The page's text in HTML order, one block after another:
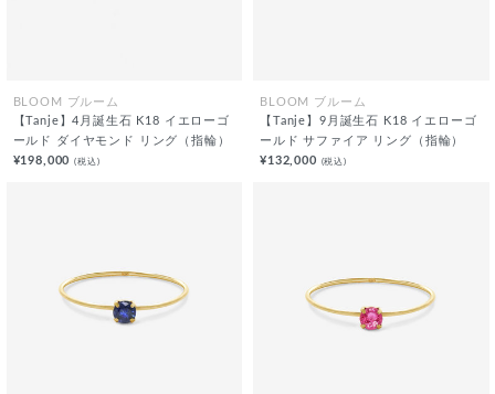
BLOOM ブルーム
【Tanje】4月誕生石 K18 イエローゴ
ールド ダイヤモンド リング（指輪）
¥198,000(税込)
BLOOM ブルーム
【Tanje】9月誕生石 K18 イエローゴ
ールド サファイア リング（指輪）
¥132,000 (税込)